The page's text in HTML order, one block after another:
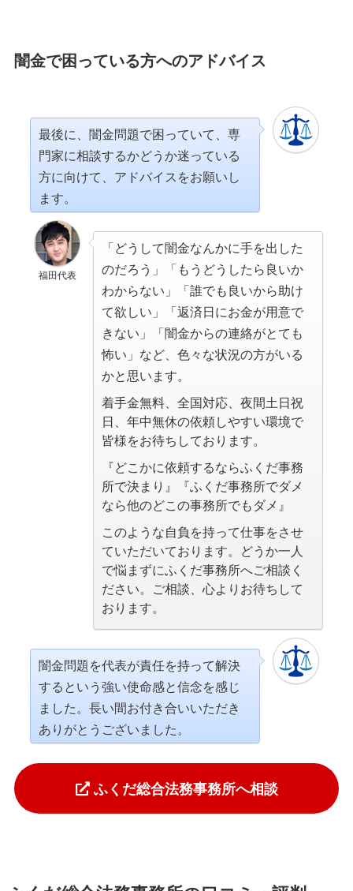
闇金で困っている方へのアドバイス
最後に、闇金問題で困っていて、専
門家に相談するかどうか迷っている
方に向けて、アドバイスをお願いし
ます。
福田代表
「どうして闇金なんかに手を出した
のだろう」「もうどうしたら良いか
わからない」「誰でも良いから助け
て欲しい」「返済日にお金が用意で
きない」「闇金からの連絡がとても
怖い」など、色々な状況の方がいる
かと思います。
着手金無料、全国対応、夜間土日祝
日、年中無休の依頼しやすい環境で
皆様をお待ちしております。
『どこかに依頼するならふくだ事務
所で決まり』『ふくだ事務所でダメ
なら他のどこの事務所でもダメ』
このような自負を持って仕事をさせ
ていただいております。どうか一人
で悩まずにふくだ事務所へご相談く
ださい。ご相談、心よりお待ちして
おります。
闇金問題を代表が責任を持って解決
するという強い使命感と信念を感じ
ました。長い間お付き合いいただき
ありがとうございました。
ふくだ総合法務事務所へ相談